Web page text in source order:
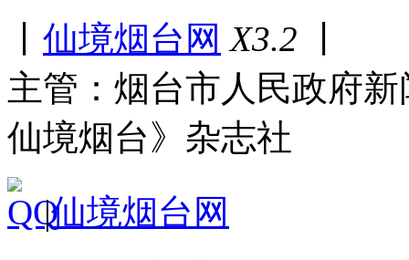
仙境烟台网 X3.2
主管：烟台市人民政府
仙境烟台》杂志社
|仙境烟台网